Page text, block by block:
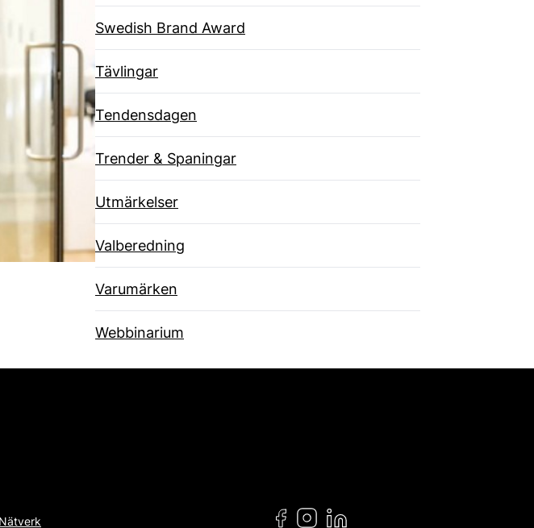
Swedish Brand Award
Tävlingar
Tendensdagen
Trender & Spaningar
Utmärkelser
Valberedning
Varumärken
Webbinarium
Nätverk